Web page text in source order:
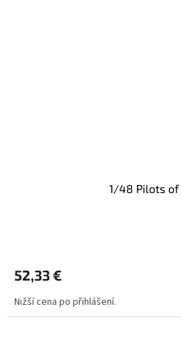
1/48 Pilots
52,33 €
Nižší cena po přihlášení.